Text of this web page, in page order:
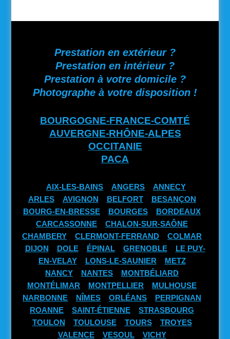
Prestation en extérieur ?
Prestation en intérieur ?
Prestation à votre domicile ?
Photographe à votre disposition !
BOURGOGNE-FRANCE-COMTÉ
AUVERGNE-RHÔNE-ALPES
OCCITANIE
PACA
AIX-LES-BAINS ANGERS
ANNECY
ARLES
AVIGNON BELFORT
BESANÇON
BOURG-EN-BRESSE
BOURGES
BORDEAUX
CARCASSONNE
CHALON-SUR-SAÔNE
CHAMBERY
CLERMONT-FERRAND
COLMAR
DIJON
DOLE ÉPINAL GRENOBLE
LE PUY-
EN-VELAY
LONS-LE-SAUNIER
METZ
NANCY
NANTES
MONTBÉLIARD
MONTÉLIMAR
MONTPELLIER
MULHOUSE
NARBONNE
NÎMES ORLÉANS
PERPIGNAN
ROANNE
SAINT-ÉTIENNE
STRASBOURG
TOULON
TOULOUSE TOURS
TROYES
VALENCE
VESOUL VICHY